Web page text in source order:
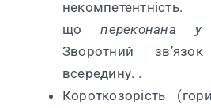
щопереконана у
Зворотний
всередину. .
Короткозорість